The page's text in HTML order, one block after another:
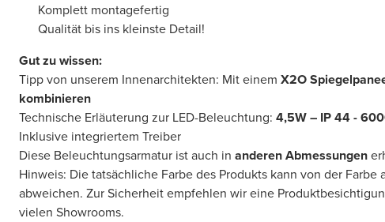
Komplett montagefertig
Qualität bis ins kleinste Detail!
Gut zu wissen:
Tipp von unserem Innenarchitekten: Mit einem X2O
kombinieren
Technische Erläuterung zur LED-Beleuchtung: 4,5W – IP 44 -
Inklusive integriertem Treiber
Diese Beleuchtungsarmatur ist auch in anderen Abmessungen
Hinweis: Die tatsächliche Farbe des Produkts kann von der Farbe
abweichen. Zur Sicherheit empfehlen wir eine
vielen Showrooms.